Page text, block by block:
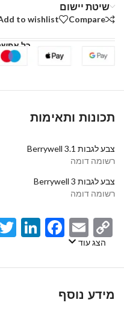
שיטת יישום
Compare
to wishlist
כל
תכונות ותאימות
צבע לגבות Berrywell 3.1
רשומה דומה
צבע לגבות Berrywell 3
רשומה דומה
Copy
Link
Email
הצג עוד
מידע נוסף